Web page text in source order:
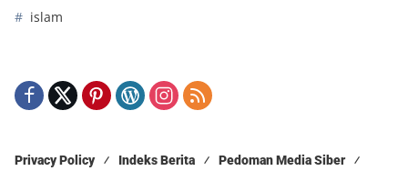
islam
Privacy Policy Indeks Berita Pedoman Media Siber